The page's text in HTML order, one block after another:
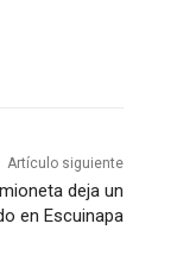
Artículo siguiente
deja un
en Escuinapa